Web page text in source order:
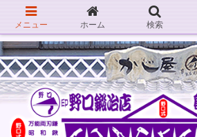
メニュー ホーム 検索